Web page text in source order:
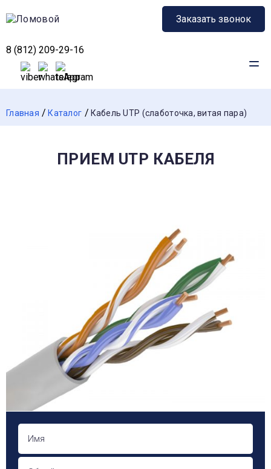
Заказать звонок
8 (812) 209-29-16
Главная Каталог Кабель UTP (слаботочка, витая пара)
ПРИЕМ UTP КАБЕЛЯ